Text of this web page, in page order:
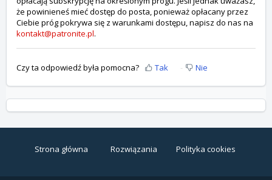
że powinieneś mieć dostęp do posta, ponieważ opłacany przez
Ciebie próg pokrywa się z warunkami dostępu, napisz do nas na
kontakt@patronite.pl.
Czy ta odpowiedź była pomocna? Tak Nie
Strona główna Rozwiązania Polityka cookies